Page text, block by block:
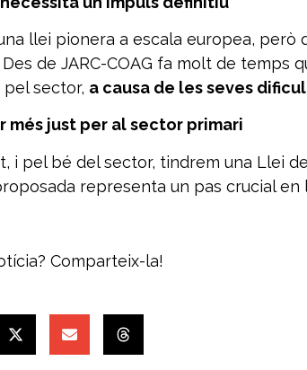
llei pionera a escala europea,
Des de JARC-COAG fa molt de
sector, a causa de les seves
més just per al sector primari
i pel bé del sector, tindrem una Llei
representa un pas crucial
Comparteix-la!